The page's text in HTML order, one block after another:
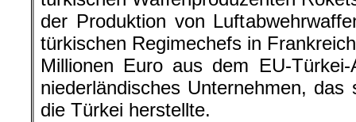
der Produktion von
türkischen Regimechefs in
Millionen Euro aus dem EU-
niederländisches Unternehmen,
die Türkei herstellte.